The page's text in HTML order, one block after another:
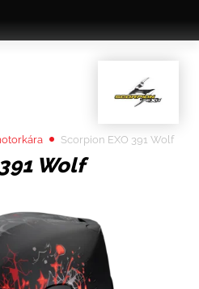
Scorpion EXO 391 Wolf
Wolf